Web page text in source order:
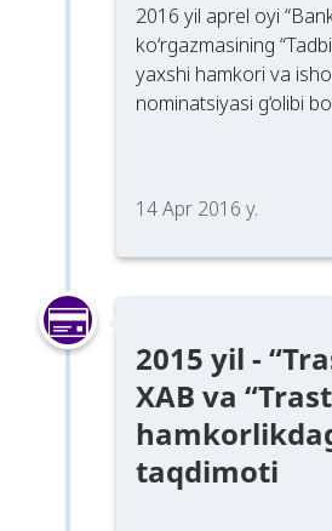
2016 yil aprel oyi
ko‘rgazmasining
yaxshi hamkori va
nominatsiyasi g‘olibi
14 Apr 2016 y.
2015 yil -
XAB va
taqdimoti